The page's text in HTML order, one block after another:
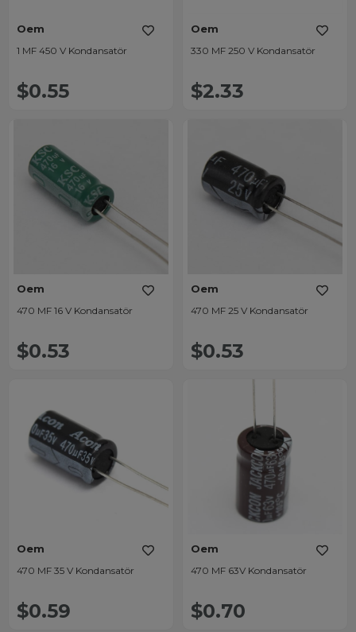
Oem
1 MF 450 V Kondansatör
$0.55
Oem
330 MF 250 V Kondansatör
$2.33
Oem
470 MF 16 V Kondansatör
$0.53
Oem
470 MF 25 V Kondansatör
$0.53
Oem
470 MF 35 V Kondansatör
$0.59
Oem
470 MF 63V Kondansatör
$0.70